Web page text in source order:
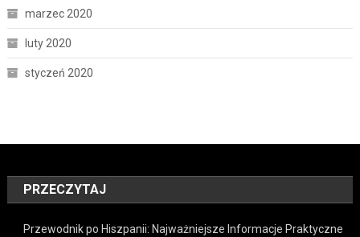
marzec 2020
luty 2020
styczeń 2020
PRZECZYTAJ
Przewodnik po Hiszpanii: Najważniejsze Informacje Praktyczne